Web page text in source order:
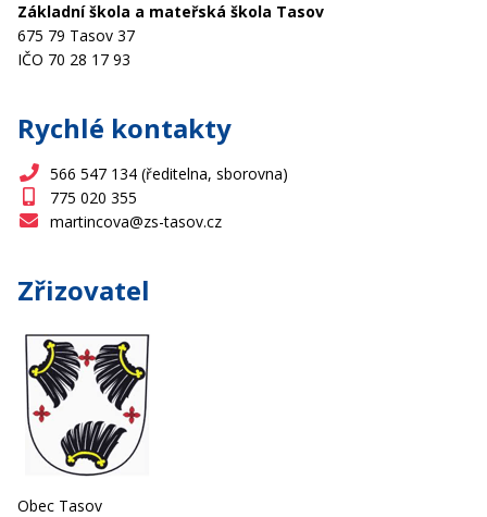
Základní škola a mateřská škola Tasov
675 79 Tasov 37
IČO 70 28 17 93
Rychlé kontakty
566 547 134 (ředitelna, sborovna)
775 020 355
martincova@zs-tasov.cz
Zřizovatel
Obec Tasov